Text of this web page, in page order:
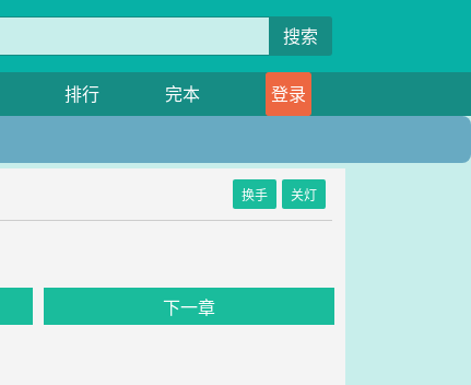
搜索
排行 完本
登录
换手 关灯
下一章